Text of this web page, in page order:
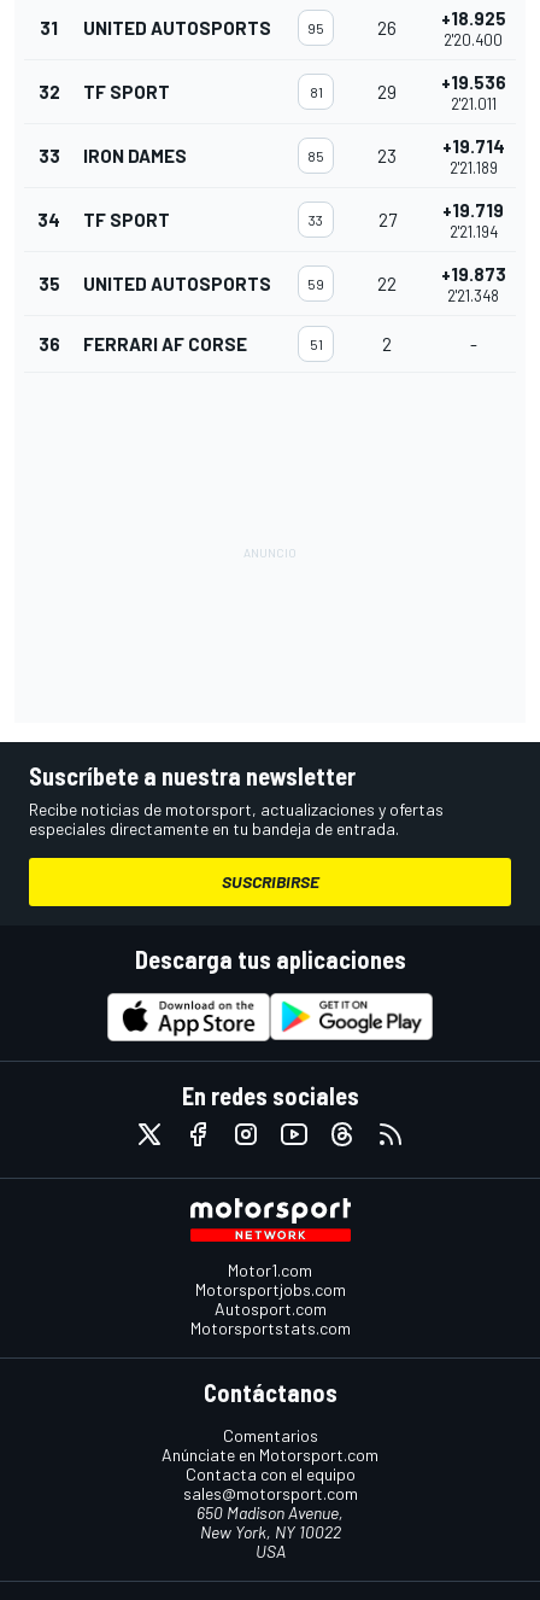
31 UNITED AUTOSPORTS 95 26 +18.925
2'20.400
32 TF SPORT 81 29 +19.536
2'21.011
33 IRON DAMES 85 23 +19.714
2'21.189
34 TF SPORT 33 27 +19.719
2'21.194
35 UNITED AUTOSPORTS 59 22 +19.873
2'21.348
36 FERRARI AF CORSE 51 2 -
Suscríbete a nuestra newsletter
Recibe noticias de motorsport, actualizaciones y ofertas
especiales directamente en tu bandeja de entrada.
SUSCRIBIRSE
Descarga tus aplicaciones
En redes sociales
Motor1.com
Motorsportjobs.com
Autosport.com
Motorsportstats.com
Contáctanos
Comentarios
Anúnciate en Motorsport.com
Contacta con el equipo
sales@motorsport.com
650 Madison Avenue,
New York, NY 10022
USA